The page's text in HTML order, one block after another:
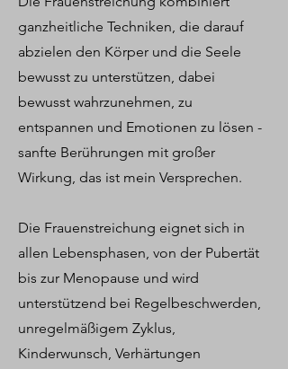
ganzheitliche Techniken, die darauf
abzielen den Körper und die Seele
bewusst zu unterstützen, dabei
bewusst wahrzunehmen, zu
entspannen und Emotionen zu lösen -
sanfte Berührungen mit großer
Wirkung, das ist mein Versprechen.
Die Frauenstreichung eignet sich in
allen Lebensphasen, von der Pubertät
bis zur Menopause und wird
unterstützend bei Regelbeschwerden,
unregelmäßigem Zyklus,
Kinderwunsch, Verhärtungen